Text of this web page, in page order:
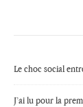
Le choc social
J’ai lu pour la